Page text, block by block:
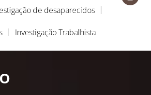
de desaparecidos
Investigação Trabalhista